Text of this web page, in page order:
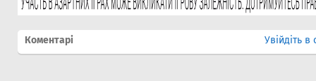
Коментарі Увійдіть в